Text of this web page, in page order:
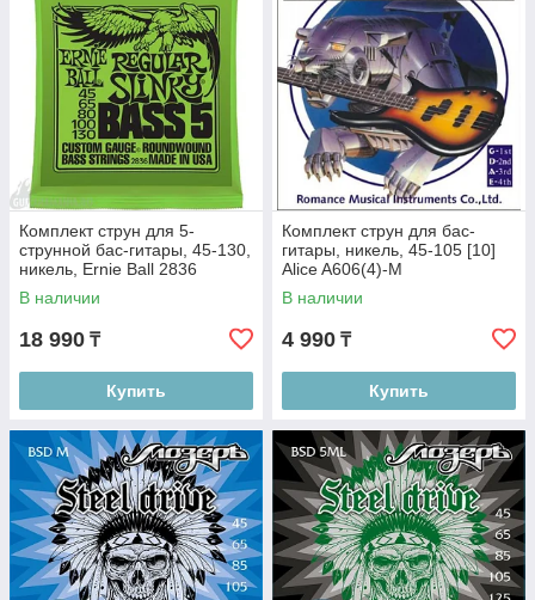
Комплект струн для 5-
струнной бас-гитары, 45-130,
никель, Ernie Ball 2836
В наличии
18 990 ₸
Купить
Комплект струн для бас-
гитары, никель, 45-105 [10]
Alice A606(4)-M
В наличии
4 990 ₸
Купить